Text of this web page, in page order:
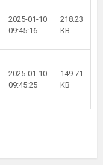
2025-01-10
09:45:16
218.23
KB
2025-01-10
09:45:25
149.71
KB